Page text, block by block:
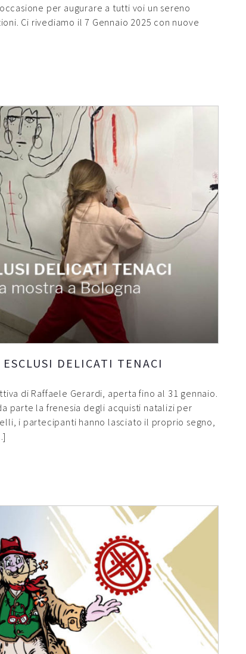
per augurare a tutti voi un sereno
Ci rivediamo il 7 Gennaio 2025 con nuove
DELICATI TENACI
di Raffaele Gerardi, aperta fino al 31 gennaio.
parte la frenesia degli acquisti natalizi per
i partecipanti hanno lasciato il proprio segno,